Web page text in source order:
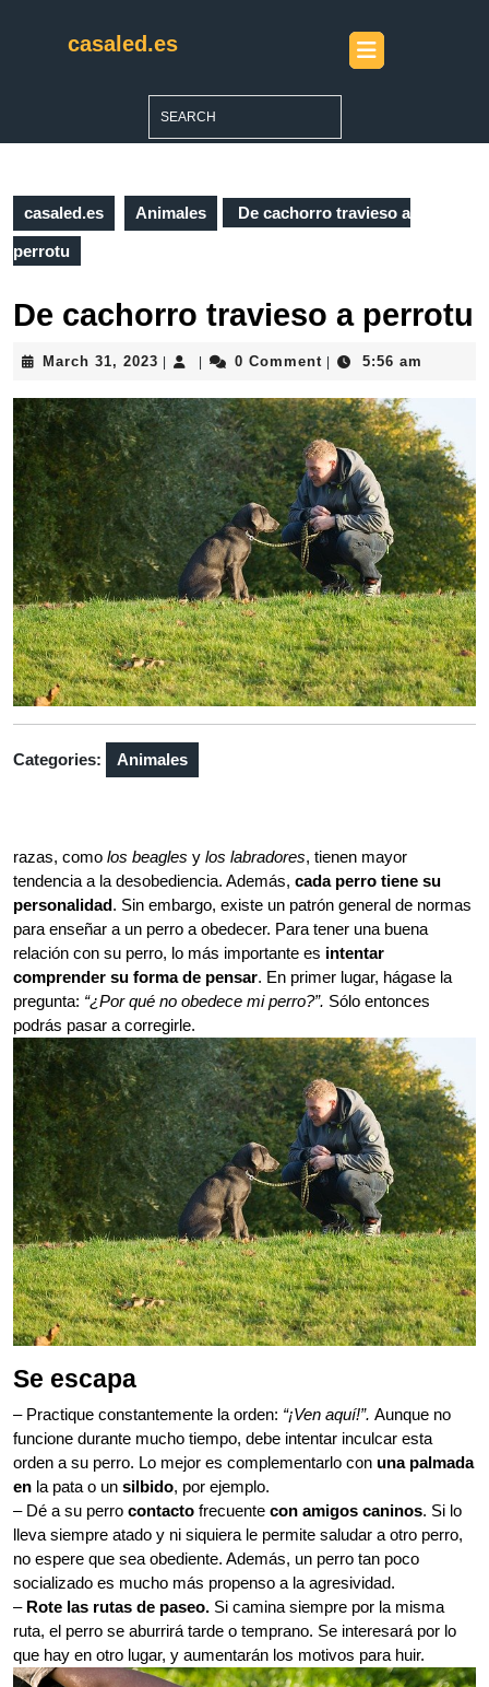
casaled.es
Open
Button
casaled.es Animales De cachorro travieso a
perrotu
De cachorro travieso a perrotu
March 31, 2023 March
2023
0 Comment 5:56 am
Categories: Animales
razas, como los beagles y los labradores, tienen mayor
tendencia a la desobediencia. Además, cada perro tiene su
personalidad. Sin embargo, existe un patrón general de normas
para enseñar a un perro a obedecer. Para tener una buena
relación con su perro, lo más importante es intentar
comprender su forma de pensar. En primer lugar, hágase la
pregunta: “¿Por qué no obedece mi perro?”. Sólo entonces
podrás pasar a corregirle.
Se escapa
– Practique constantemente la orden: “¡Ven aquí!”. Aunque no
funcione durante mucho tiempo, debe intentar inculcar esta
orden a su perro. Lo mejor es complementarlo con una palmada
en la pata o un silbido, por ejemplo.
– Dé a su perro contacto frecuente con amigos caninos. Si lo
lleva siempre atado y ni siquiera le permite saludar a otro perro,
no espere que sea obediente. Además, un perro tan poco
socializado es mucho más propenso a la agresividad.
– Rote las rutas de paseo. Si camina siempre por la misma
ruta, el perro se aburrirá tarde o temprano. Se interesará por lo
que hay en otro lugar, y aumentarán los motivos para huir.